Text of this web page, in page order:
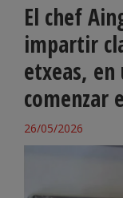
El chef
impartir
etxeas,
comenzar
26/05/2026